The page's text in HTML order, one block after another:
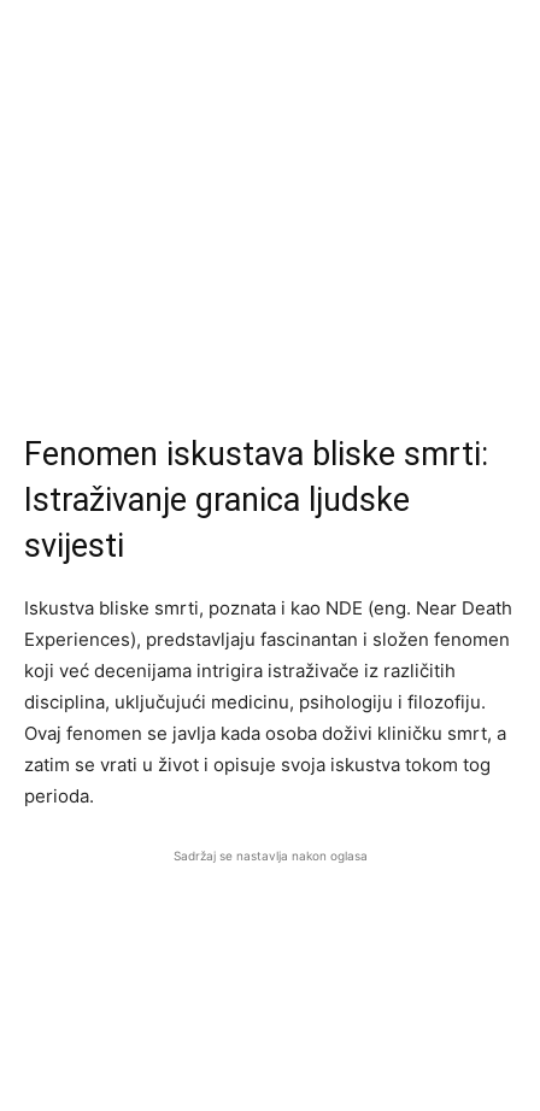
Fenomen iskustava bliske smrti:
Istraživanje granica ljudske
svijesti
Iskustva bliske smrti, poznata i kao NDE (eng. Near Death
Experiences), predstavljaju fascinantan i složen fenomen
koji već decenijama intrigira istraživače iz različitih
disciplina, uključujući medicinu, psihologiju i filozofiju.
Ovaj fenomen se javlja kada osoba doživi kliničku smrt, a
zatim se vrati u život i opisuje svoja iskustva tokom tog
perioda.
Sadržaj se nastavlja nakon oglasa